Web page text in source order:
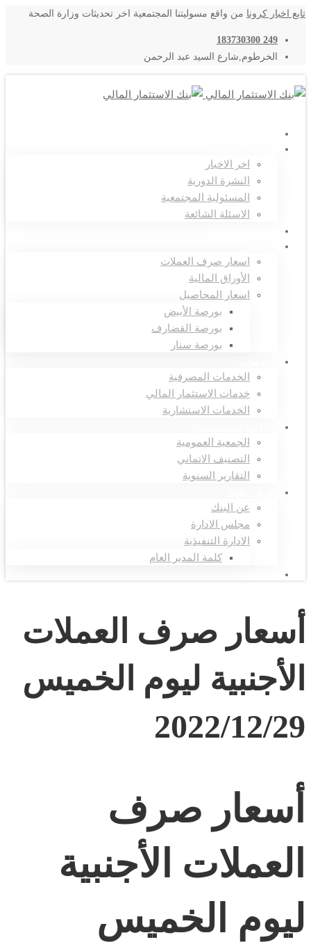
تابع اخبار كرونا من واقع مسوليتنا المجتمعية اخر تحديثات وزارة الصحة
249 183730300
الخرطوم,شارع السيد عبد الرحمن
اخر الاخبار
النشرة الدورية
المسئولية المجتمعية
الاسئلة الشائعة
اسعار صرف العملات
الأوراق المالية
اسعار المحاصيل
بورصة الأبيض
بورصة القضارف
بورصة سنار
الخدمات المصرفية
خدمات الاستثمار المالي
الخدمات الاستشارية
الجمعية العمومية
التصنيف الاتماني
التقارير السنوية
عن البنك
مجلس الادارة
الادارة التنفيذية
كلمة المدير العام
أسعار صرف العملات
الأجنبية ليوم الخميس
2022/12/29
أسعار صرف
العملات الأجنبية
ليوم الخميس